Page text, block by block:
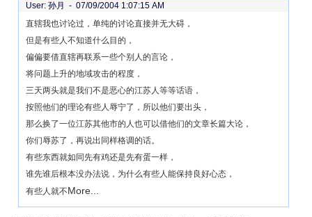
User: 孙月 - 07/09/2004 1:07:15 AM
直辖我也讨论过，单纯的讨论直接并无大碍，
但是有些人不知道什么目的，
偏偏要借直辖再联系一些个别人的言论，
将问题上升的地域攻击的程度，
三天两头就是我们不是恶心的江苏人等等话语，
按照他们的理论有些人辱宁了，所以他们要出头，
那么换了一位江苏其他市的人也可以借他们的文章长篇大论，
你们辱苏了，再说出同样格调的话。
有些东西就如同先有鸡还是先有蛋一样，
谁先谁后根本没办法说，为什么有些人能保持良好心态，
有些人就不More...